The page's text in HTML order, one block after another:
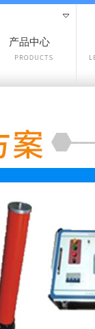
产品中心